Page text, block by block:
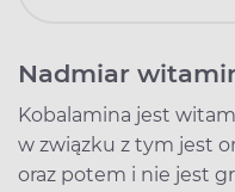
Nadmiar
Kobalamina jest
w związku z tym jest
oraz potem i nie jest